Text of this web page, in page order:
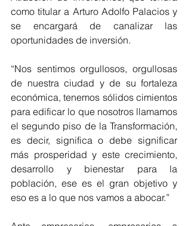
como titular a Arturo Adolfo Palacios y
se encargará de canalizar las
oportunidades de inversión.
“Nos sentimos orgullosos, orgullosas
de nuestra ciudad y de su fortaleza
económica, tenemos sólidos cimientos
para edificar lo que nosotros llamamos
el segundo piso de la Transformación,
es decir, significa o debe significar
más prosperidad y este crecimiento,
desarrollo y bienestar para la
población, ese es el gran objetivo y
eso es a lo que nos vamos a abocar.”